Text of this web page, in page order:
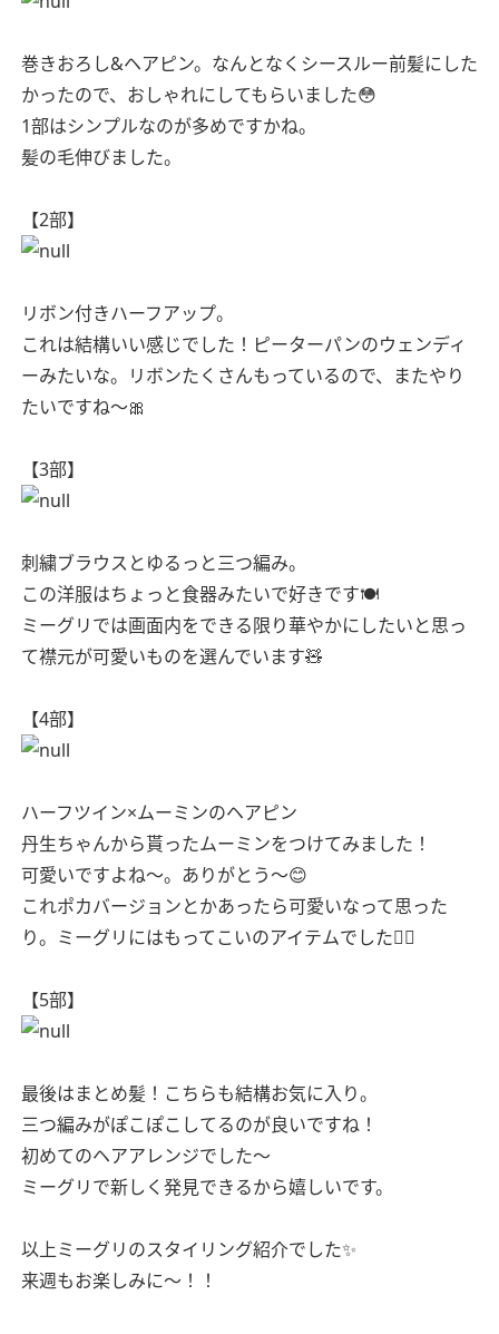
巻きおろし&ヘアピン。なんとなくシースルー前髪にした
かったので、おしゃれにしてもらいました😳
1部はシンプルなのが多めですかね。
髪の毛伸びました。
【2部】
リボン付きハーフアップ。
これは結構いい感じでした！ピーターパンのウェンディ
ーみたいな。リボンたくさんもっているので、またやり
たいですね〜🎀
【3部】
刺繍ブラウスとゆるっと三つ編み。
この洋服はちょっと食器みたいで好きです🍽
ミーグリでは画面内をできる限り華やかにしたいと思っ
て襟元が可愛いものを選んでいます🧸
【4部】
ハーフツイン×ムーミンのヘアピン
丹生ちゃんから貰ったムーミンをつけてみました！
可愛いですよね〜。ありがとう〜😊
これポカバージョンとかあったら可愛いなって思った
り。ミーグリにはもってこいのアイテムでした👌🏻
【5部】
最後はまとめ髪！こちらも結構お気に入り。
三つ編みがぽこぽこしてるのが良いですね！
初めてのヘアアレンジでした〜
ミーグリで新しく発見できるから嬉しいです。
以上ミーグリのスタイリング紹介でした✨
来週もお楽しみに〜！！